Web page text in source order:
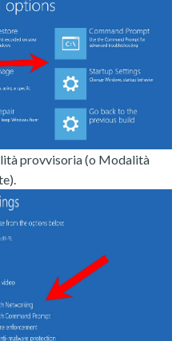
provvisoria (o Modalità